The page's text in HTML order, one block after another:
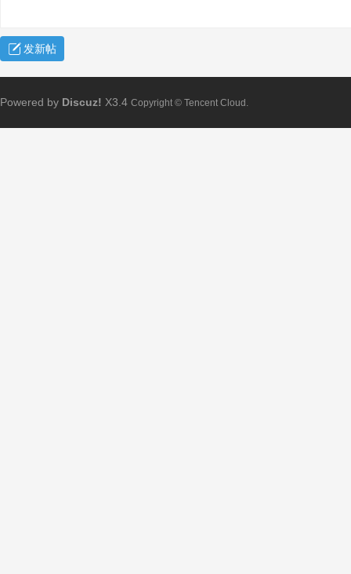
发新帖
Powered by Discuz! X3.4 Copyright © Tencent Cloud.